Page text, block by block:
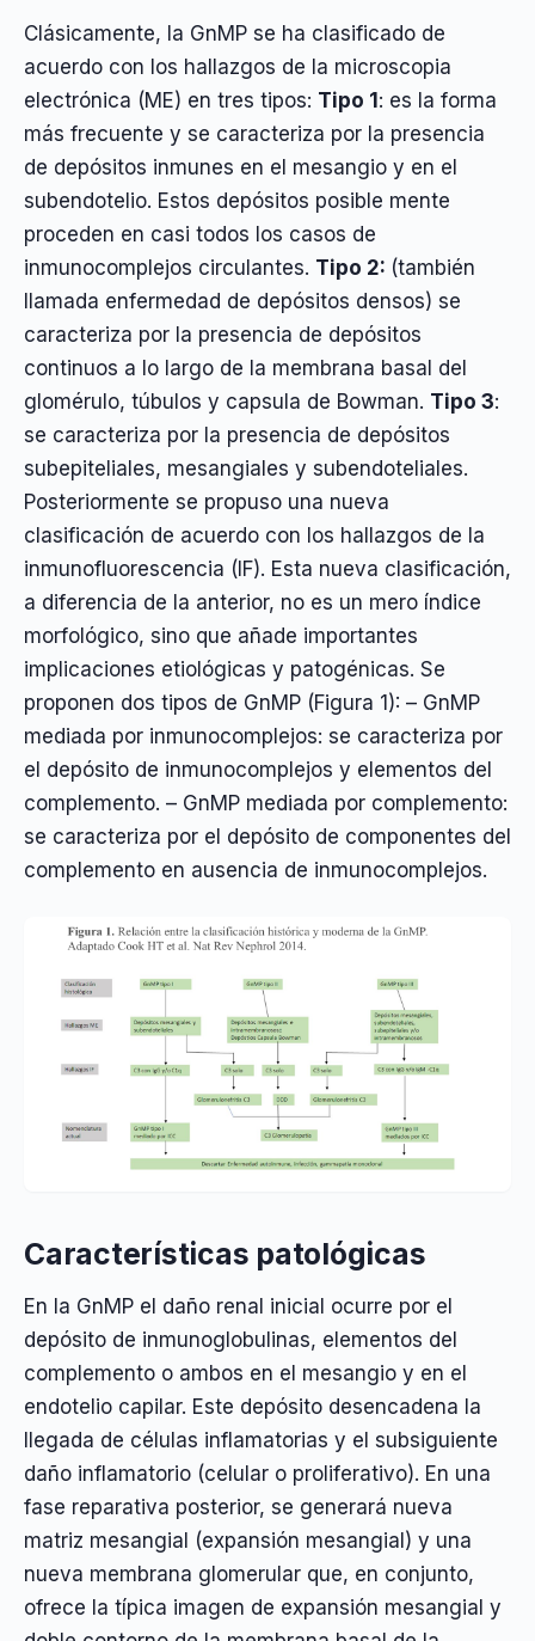
Clásicamente, la GnMP se ha clasificado de
acuerdo con los hallazgos de la microscopia
electrónica (ME) en tres tipos: Tipo 1: es la forma
más frecuente y se caracteriza por la presencia
de depósitos inmunes en el mesangio y en el
subendotelio. Estos depósitos posible mente
proceden en casi todos los casos de
inmunocomplejos circulantes. Tipo 2: (también
llamada enfermedad de depósitos densos) se
caracteriza por la presencia de depósitos
continuos a lo largo de la membrana basal del
glomérulo, túbulos y capsula de Bowman. Tipo 3:
se caracteriza por la presencia de depósitos
subepiteliales, mesangiales y subendoteliales.
Posteriormente se propuso una nueva
clasificación de acuerdo con los hallazgos de la
inmunofluorescencia (IF). Esta nueva clasificación,
a diferencia de la anterior, no es un mero índice
morfológico, sino que añade importantes
implicaciones etiológicas y patogénicas. Se
proponen dos tipos de GnMP (Figura 1): – GnMP
mediada por inmunocomplejos: se caracteriza por
el depósito de inmunocomplejos y elementos del
complemento. – GnMP mediada por complemento:
se caracteriza por el depósito de componentes del
complemento en ausencia de inmunocomplejos.
Características patológicas
En la GnMP el daño renal inicial ocurre por el
depósito de inmunoglobulinas, elementos del
complemento o ambos en el mesangio y en el
endotelio capilar. Este depósito desencadena la
llegada de células inflamatorias y el subsiguiente
daño inflamatorio (celular o proliferativo). En una
fase reparativa posterior, se generará nueva
matriz mesangial (expansión mesangial) y una
nueva membrana glomerular que, en conjunto,
ofrece la típica imagen de expansión mesangial y